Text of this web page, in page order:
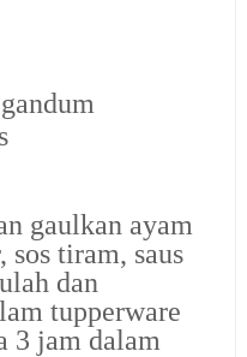
gaulkan ayam
sos tiram, saus
dan
tupperware
3 jam dalam